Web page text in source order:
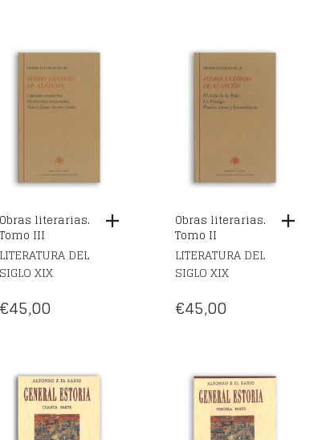
Obras literarias.
Tomo III
LITERATURA DEL
SIGLO XIX
€45,00
Obras literarias.
Tomo II
LITERATURA DEL
SIGLO XIX
€45,00